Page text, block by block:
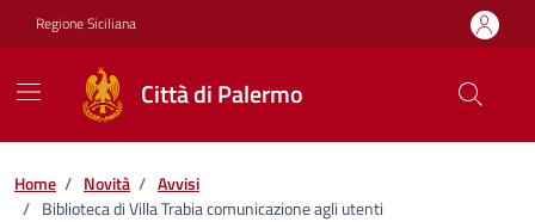
Vai ai contenuti
Vai al footer
Regione Siciliana
Città di Palermo
Home / Novità / Avvisi
/ Biblioteca di Villa Trabia comunicazione agli utenti